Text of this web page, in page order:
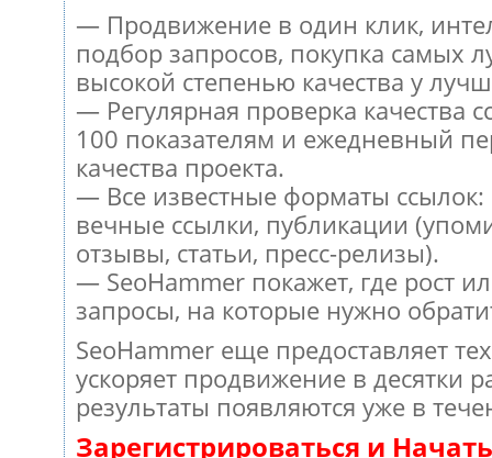
— Продвижение в один клик,
подбор запросов, покупка самых
высокой степенью качества у
— Регулярная проверка качества
100 показателям и ежедневный
качества проекта.
— Все известные форматы
вечные ссылки, публикации
отзывы, статьи, пресс-релизы).
— SeoHammer покажет, где рост
запросы, на которые нужно
SeoHammer еще предоставляет
ускоряет продвижение в десятки
результаты появляются уже в
Зарегистрироваться и